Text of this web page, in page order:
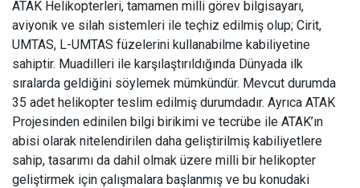
ATAK Helikopterleri, tamamen milli görev bilgisayarı,
aviyonik ve silah sistemleri ile teçhiz edilmiş olup; Cirit,
UMTAS, L-UMTAS füzelerini kullanabilme kabiliyetine
sahiptir. Muadilleri ile karşılaştırıldığında Dünyada ilk
sıralarda geldiğini söylemek mümkündür. Mevcut durumda
35 adet helikopter teslim edilmiş durumdadır. Ayrıca ATAK
Projesinden edinilen bilgi birikimi ve tecrübe ile ATAK’ın
abisi olarak nitelendirilen daha geliştirilmiş kabiliyetlere
sahip, tasarımı da dahil olmak üzere milli bir helikopter
geliştirmek için çalışmalara başlanmış ve bu konudaki